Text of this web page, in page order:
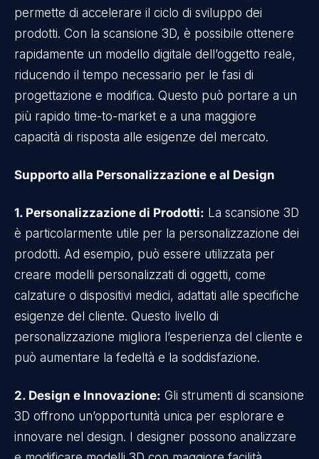
permette di accelerare il ciclo di sviluppo dei
prodotti. Con la scansione 3D, è possibile ottenere
rapidamente un modello digitale dell’oggetto reale,
riducendo il tempo necessario per le fasi di
progettazione e modifica. Questo può portare a un
più rapido time-to-market e a una maggiore
capacità di risposta alle esigenze del mercato.
Supporto alla Personalizzazione e al Design
1. Personalizzazione di Prodotti: La scansione 3D
è particolarmente utile per la personalizzazione dei
prodotti. Ad esempio, può essere utilizzata per
creare modelli personalizzati di oggetti, come
calzature o dispositivi medici, adattati alle specifiche
esigenze del cliente. Questo livello di
personalizzazione migliora l’esperienza del cliente e
può aumentare la fedeltà e la soddisfazione.
2. Design e Innovazione: Gli strumenti di scansione
3D offrono un’opportunità unica per esplorare e
innovare nel design. I designer possono analizzare